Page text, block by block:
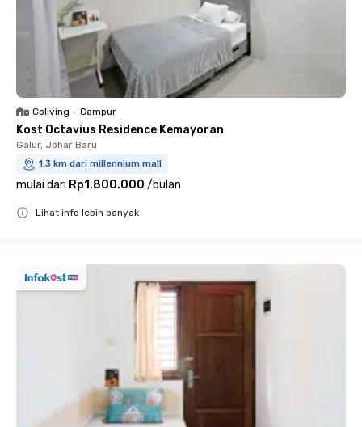
Coliving • Campur
Kost Octavius Residence Kemayoran
Galur, Johar Baru
1.3 km dari millennium mall
mulai dari Rp1.800.000 /bulan
Lihat info lebih banyak